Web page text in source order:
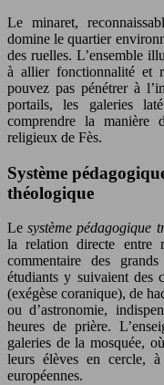
Le minaret,
domine le quartier
des ruelles. L’ensemble
à allier fonctionnalité et
pouvez pas pénétrer à
portails, les galeries
comprendre la manière
religieux de Fès.
Système
théologique
Lesystème pédagogique
la relation directe entre
commentaire des
étudiants y suivaient des
(exégèse coranique), de
ou d’astronomie,
heures de prière.
galeries de la mosquée,
leurs élèves en cercle,
européennes.